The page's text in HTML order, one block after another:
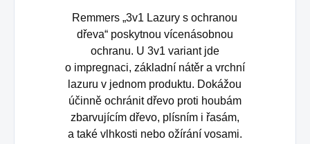
Remmers „3v1 Lazury s ochranou
dřeva“ poskytnou vícenásobnou
ochranu. U 3v1 variant jde
o impregnaci, základní nátěr a vrchní
lazuru v jednom produktu. Dokážou
účinně ochránit dřevo proti houbám
zbarvujícím dřevo, plísním i řasám,
a také vlhkosti nebo ožírání vosami.